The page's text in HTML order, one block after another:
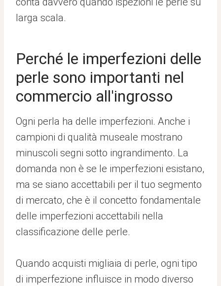
larga scala.
Perché le imperfezioni delle
perle sono importanti nel
commercio all'ingrosso
Ogni perla ha delle imperfezioni. Anche i
campioni di qualità museale mostrano
minuscoli segni sotto ingrandimento. La
domanda non è se le imperfezioni esistano,
ma se siano accettabili per il tuo segmento
di mercato, che è il concetto fondamentale
delle imperfezioni accettabili nella
classificazione delle perle.
Quando acquisti migliaia di perle, ogni tipo
di imperfezione influisce in modo diverso